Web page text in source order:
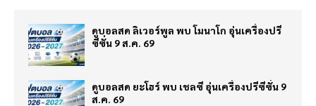
ดูบอลสด ลิเวอร์พูล พบ โมนาโก อุ่นเครื่องปรี
ซีซั่น 9 ส.ค. 69
ดูบอลสด ยะโฮร์ พบ เชลซี อุ่นเครื่องปรีซีซั่น 9
ส.ค. 69